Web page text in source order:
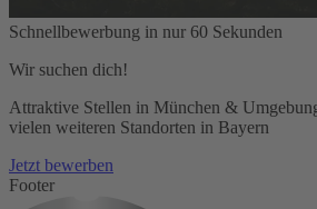
Schnellbewerbung in nur 60 Sekunden
Wir suchen dich!
Attraktive Stellen in München &
vielen weiteren Standorten in Bayern
Jetzt bewerben
Footer